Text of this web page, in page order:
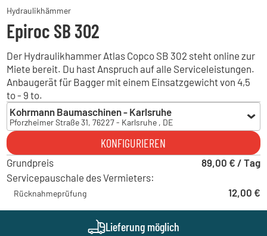
Hydraulikhämmer
Epiroc SB 302
Der Hydraulikhammer Atlas Copco SB 302 steht online zur
Miete bereit. Du hast Anspruch auf alle Serviceleistungen.
Anbaugerät für Bagger mit einem Einsatzgewicht von 4,5
to - 9 to.
Kohrmann Baumaschinen - Karlsruhe
Pforzheimer Straße 31, 76227 - Karlsruhe , DE
Kohrmann Baumaschinen - Karlsruhe
Pforzheimer Straße 31, 76227 - Karlsruhe , DE
Kohrmann Baumaschinen - Albbruck
Gewerbestraße 32, 79774 - Albbruck , DE
Hoch Baumaschinen - Freiburg
Siemenstraße 6, 79108 - Freiburg im Breisgau , DE
Hoch Baumaschinen - Horb
Liststraße 13, 72160 - Horb am Neckar , DE
KONFIGURIEREN
Grundpreis
89,00 € / Tag
Servicepauschale des Vermieters:
Rücknahmeprüfung 12,00 €
Lieferung möglich